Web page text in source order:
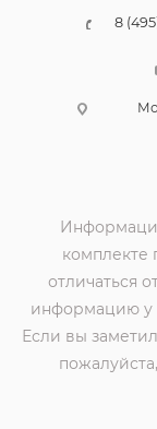
8
комплекте
отличаться
информацию у
Если вы